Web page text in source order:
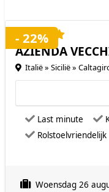
AZIENDA
Italië » Sicilië »
Last minute
Rolstoelvriendelijk
Woensdag 26
- 22%